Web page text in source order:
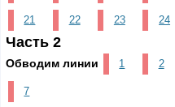
21 22 23 24
Часть 2
Обводим линии 1 2
7